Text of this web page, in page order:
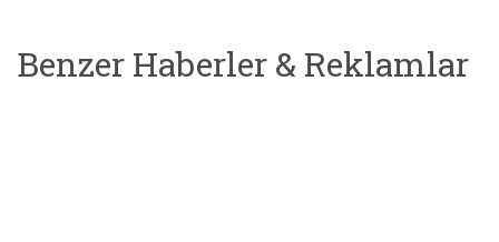
Benzer Haberler & Reklamlar